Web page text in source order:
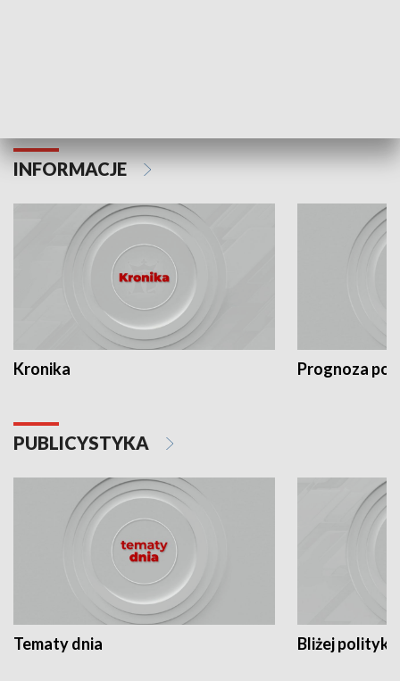
INFORMACJE
Kronika Prognoza
PUBLICYSTYKA
Tematy dnia Bliżej polityki